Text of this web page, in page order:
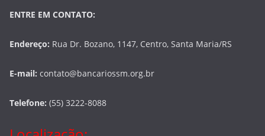
ENTRE EM CONTATO:
Endereço: Rua Dr. Bozano, 1147, Centro, Santa Maria/RS
E-mail: contato@bancariossm.org.br
Telefone: (55) 3222-8088